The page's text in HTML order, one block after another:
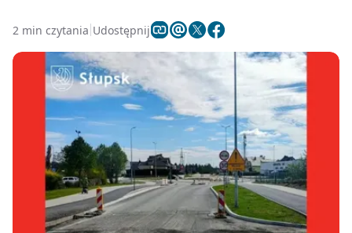
2 min czytania Udostępnij